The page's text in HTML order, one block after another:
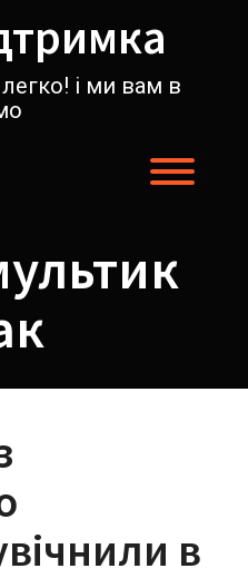
і ми вам в
в